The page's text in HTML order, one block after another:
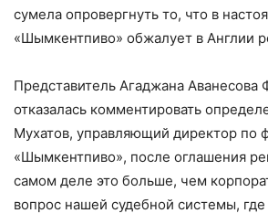
сумела опровергнуть то, что в
«Шымкентпиво» обжалует в Англии
Представитель Агаджана Аванесова
отказалась комментировать
Мухатов, управляющий директор по
«Шымкентпиво», после оглашения
самом деле это больше, чем
вопрос нашей судебной системы,